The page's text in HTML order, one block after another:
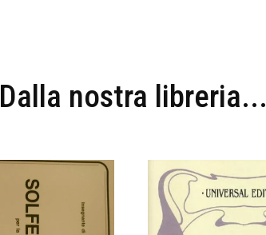
Dalla nostra libreria...